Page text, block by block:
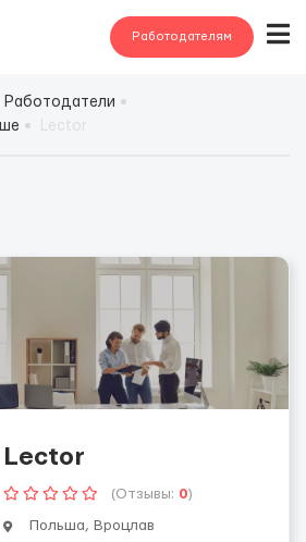
Работодателям
Работодатели
Lector
(Отзывы: 0)
Польша, Вроцлав